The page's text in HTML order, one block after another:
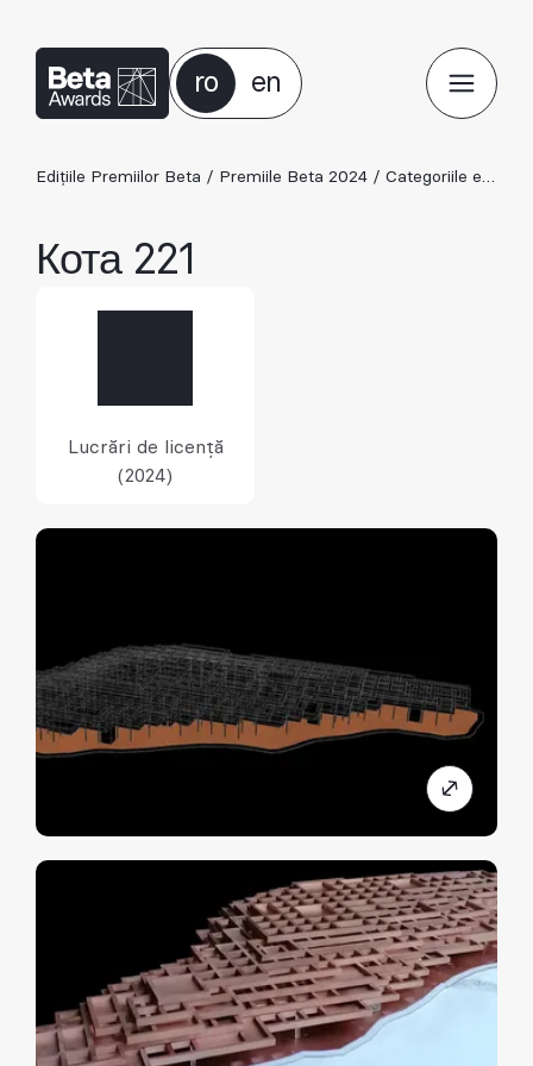
ro en
Edițiile Premiilor Beta / Premiile Beta 2024 / Categoriile ediției 2024
Кота 221
Lucrări de licență
(2024)